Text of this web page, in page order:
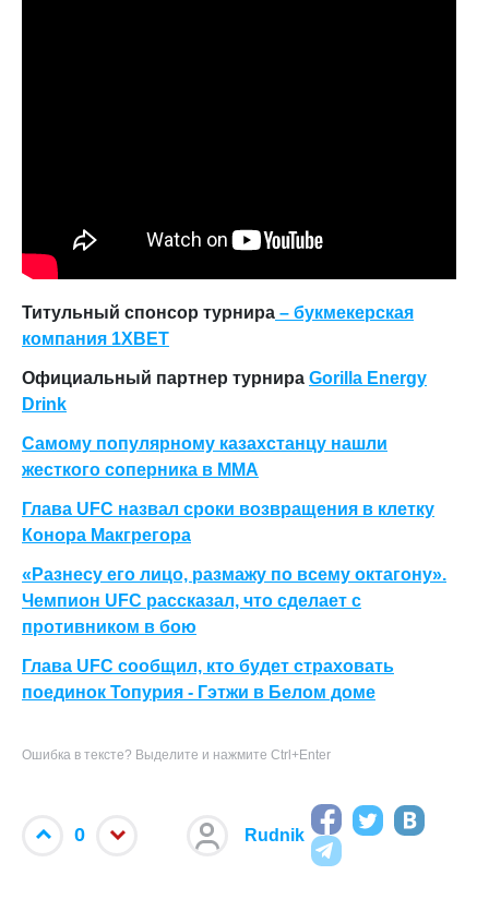
Титульный спонсор турнира – букмекерская
компания 1XBET
Официальный партнер турнира Gorilla Energy
Drink
Самому популярному казахстанцу нашли
жесткого соперника в ММА
Глава UFC назвал сроки возвращения в клетку
Конора Макгрегора
«Разнесу его лицо, размажу по всему октагону».
Чемпион UFC рассказал, что сделает с
противником в бою
Глава UFC сообщил, кто будет страховать
поединок Топурия - Гэтжи в Белом доме
Ошибка в тексте? Выделите и нажмите Ctrl+Enter
0 Rudnik